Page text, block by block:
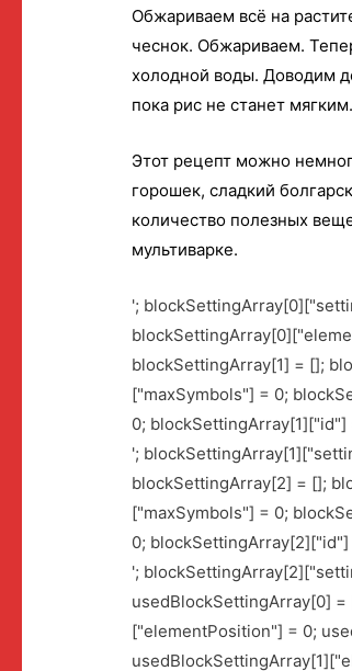
Обжариваем всё на
чеснок. Обжариваем.
холодной воды. Доводим
пока рис не станет
Этот рецепт можно
горошек, сладкий
количество полезных
мультиварке.
';
blockSettingArray[1] = [];
["maxSymbols"] = 0;
0;
';
blockSettingArray[2] = [];
["maxSymbols"] = 0;
0;
';
usedBlockSettingArray[0]
["elementPosition"] = 0;